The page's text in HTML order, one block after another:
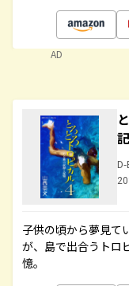
AD
子供の頃から夢見て
が、島で出合うトロ
憶。